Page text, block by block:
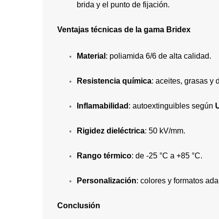
brida y el punto de fijación.
Ventajas técnicas de la gama Bridex
Material : poliamida 6/6 de alta calidad.
Resistencia química: aceites, grasas y
Inflamabilidad : autoextinguibles según
Rigidez dieléctrica: 50 kV/mm.
Rango térmico: de -25 °C a +85 °C.
Personalización: colores y formatos
Conclusión